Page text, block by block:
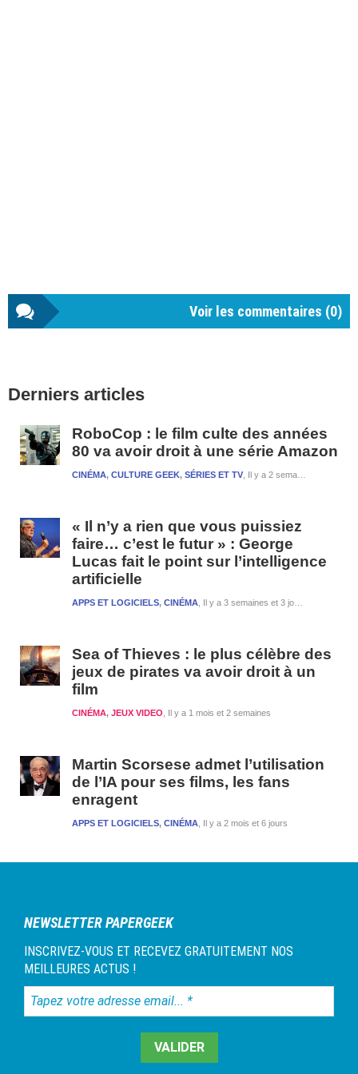
Voir les commentaires (0)
latérale
Derniers articles
RoboCop : le film culte des années
80 va avoir droit à une série Amazon
Il y a 2 semaines et 3 jours
CINÉMA, CULTURE GEEK, SÉRIES ET TV
« Il n’y a rien que vous puissiez
faire… c’est le futur » : George
Lucas fait le point sur l’intelligence
artificielle
Il y a 3 semaines et 3 jours
APPS ET LOGICIELS, CINÉMA
Sea of Thieves : le plus célèbre des
jeux de pirates va avoir droit à un
film
Il y a 1 mois et 2 semaines
CINÉMA, JEUX VIDEO
Martin Scorsese admet l’utilisation
de l’IA pour ses films, les fans
enragent
Il y a 2 mois et 6 jours
APPS ET LOGICIELS, CINÉMA
NEWSLETTER PAPERGEEK
INSCRIVEZ-VOUS ET RECEVEZ GRATUITEMENT NOS
MEILLEURES ACTUS !
Tapez
votre